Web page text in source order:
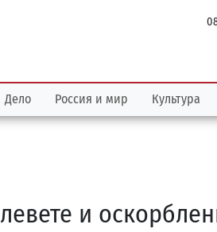
Дело Россия и мир Культура
и